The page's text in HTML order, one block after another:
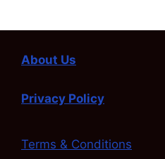
About Us
Privacy Policy
Terms & Conditions